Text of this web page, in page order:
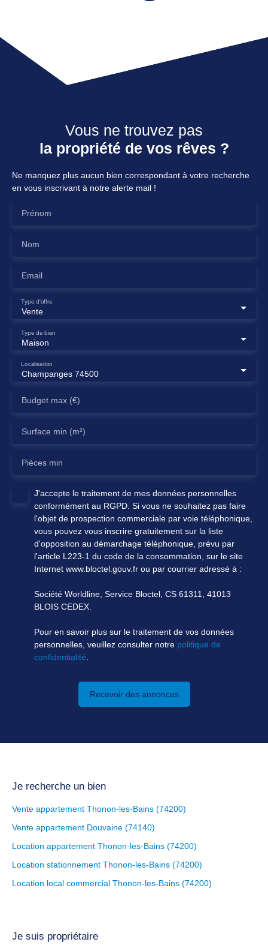
Vous ne trouvez pas
la propriété de vos rêves ?
Ne manquez plus aucun bien correspondant à votre recherche
en vous inscrivant à notre alerte mail !
Prénom
Nom
Email
Vente
Type d'offre
Maison
Type de bien
Champanges 74500
Localisation
Budget max (€)
Surface min (m²)
Pièces min
J'accepte le traitement de mes données personnelles
conformément au RGPD. Si vous ne souhaitez pas faire
l'objet de prospection commerciale par voie téléphonique,
vous pouvez vous inscrire gratuitement sur la liste
d'opposition au démarchage téléphonique, prévu par
l'article L223-1 du code de la consommation, sur le site
Internet www.bloctel.gouv.fr ou par courrier adressé à :
Société Worldline, Service Bloctel, CS 61311, 41013
BLOIS CEDEX.
Pour en savoir plus sur le traitement de vos données
personnelles, veuillez consulter notre politique de
confidentialité
Recevoir des annonces
Je recherche un bien
Vente appartement Thonon-les-Bains (74200)
Vente appartement Douvaine (74140)
Location appartement Thonon-les-Bains (74200)
Location stationnement Thonon-les-Bains (74200)
Location local commercial Thonon-les-Bains (74200)
Je suis propriétaire